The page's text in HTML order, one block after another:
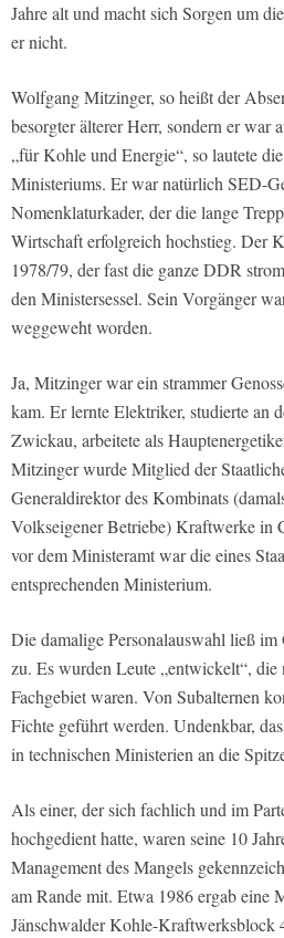
Jahre alt und macht sich Sorgen um
er nicht.
Wolfgang Mitzinger, so heißt der
besorgter älterer Herr, sondern er war
„für Kohle und Energie“, so lautete
Ministeriums. Er war natürlich SED-
Nomenklaturkader, der die lange
Wirtschaft erfolgreich hochstieg. Der
1978/79, der fast die ganze DDR
den Ministersessel. Sein Vorgänger
weggeweht worden.
Ja, Mitzinger war ein strammer
kam. Er lernte Elektriker, studierte an
Zwickau, arbeitete als
Mitzinger wurde Mitglied der
Generaldirektor des Kombinats
Volkseigener Betriebe) Kraftwerke in
vor dem Ministeramt war die eines
entsprechenden Ministerium.
Die damalige Personalauswahl ließ
zu. Es wurden Leute „entwickelt“,
Fachgebiet waren. Von Subalternen
Fichte geführt werden. Undenkbar,
in technischen Ministerien an die
Als einer, der sich fachlich und im
hochgedient hatte, waren seine 10
Management des Mangels
am Rande mit. Etwa 1986 ergab eine
Jänschwalder Kohle-Kraftwerksblock